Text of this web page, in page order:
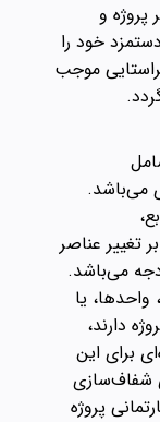
و
خود را
موجب
می‌باشد.
تغییر عناصر
می‌باشد.
یا
دارند،
برای این
شفاف‌سازی
پروژه